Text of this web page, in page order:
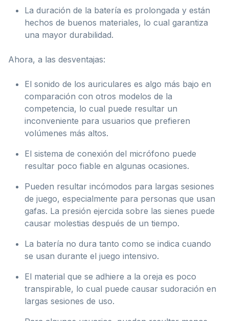
La duración de la batería es prolongada y están
hechos de buenos materiales, lo cual garantiza
una mayor durabilidad.
Ahora, a las desventajas:
El sonido de los auriculares es algo más bajo en
comparación con otros modelos de la
competencia, lo cual puede resultar un
inconveniente para usuarios que prefieren
volúmenes más altos.
El sistema de conexión del micrófono puede
resultar poco fiable en algunas ocasiones.
Pueden resultar incómodos para largas sesiones
de juego, especialmente para personas que usan
gafas. La presión ejercida sobre las sienes puede
causar molestias después de un tiempo.
La batería no dura tanto como se indica cuando
se usan durante el juego intensivo.
El material que se adhiere a la oreja es poco
transpirable, lo cual puede causar sudoración en
largas sesiones de uso.